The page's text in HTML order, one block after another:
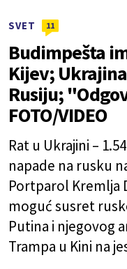
SVET 11
Budimpešta
Kijev;
Rusiju;
FOTO/VIDEO
Rat u Ukrajini –
napade na rusku
Portparol Kremlja
moguć susret
Putina i njegovog
Trampa u Kini na